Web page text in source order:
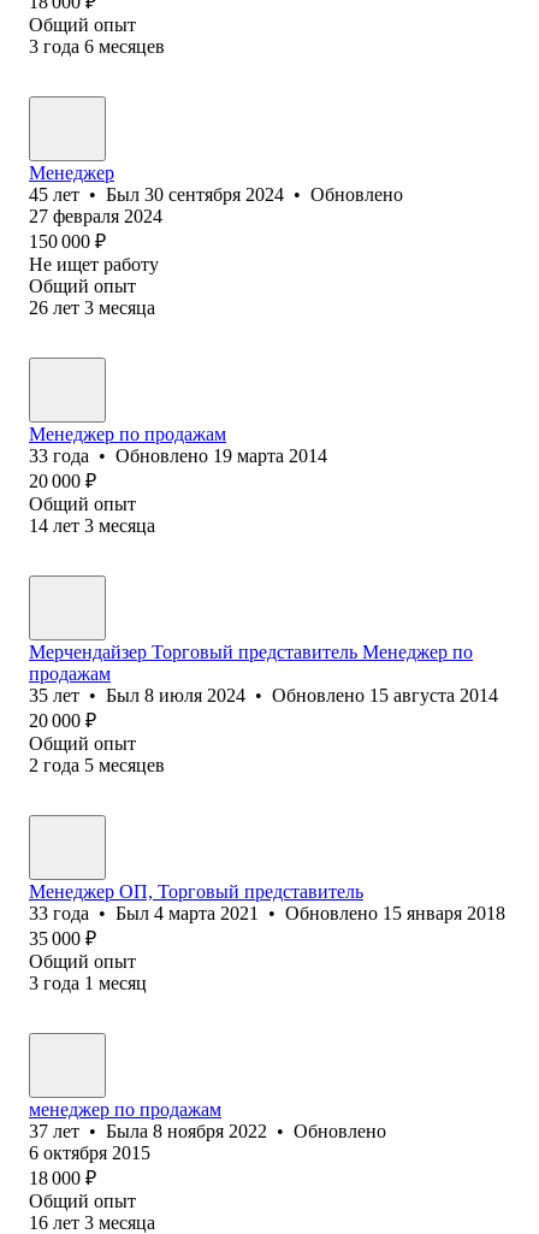
Общий опыт
3 года 6 месяцев
Менеджер
45 лет • Был 30 сентября 2024 • Обновлено
27 февраля 2024
150 000 ₽
Не ищет работу
Общий опыт
26 лет 3 месяца
Менеджер по продажам
33 года • Обновлено 19 марта 2014
20 000 ₽
Общий опыт
14 лет 3 месяца
Мерчендайзер Торговый представитель Менеджер по
продажам
35 лет • Был 8 июля 2024 • Обновлено 15 августа 2014
20 000 ₽
Общий опыт
2 года 5 месяцев
Менеджер ОП, Торговый представитель
33 года • Был 4 марта 2021 • Обновлено 15 января 2018
35 000 ₽
Общий опыт
3 года 1 месяц
менеджер по продажам
37 лет • Была 8 ноября 2022 • Обновлено
6 октября 2015
18 000 ₽
Общий опыт
16 лет 3 месяца